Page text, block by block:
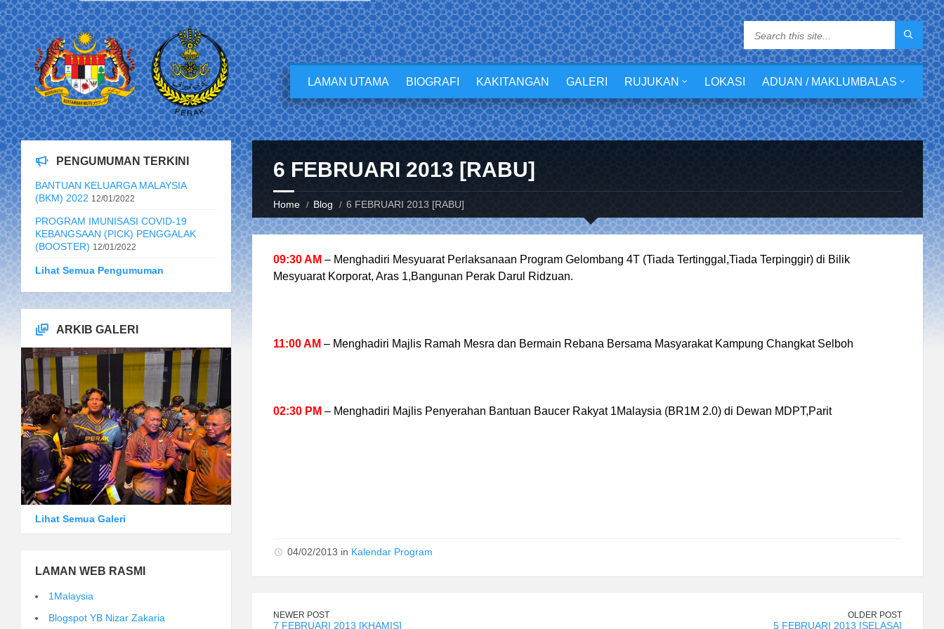
LAMAN UTAMA BIOGRAFI KAKITANGAN GALERI RUJUKAN LOKASI ADUAN / MAKLUMBALAS
6 FEBRUARI 2013 [RABU]
Home Blog 6 FEBRUARI 2013 [RABU]
09:30 AM – Menghadiri Mesyuarat Perlaksanaan Program Gelombang 4T (Tiada Tertinggal,Tiada Terpinggir) di Bilik
Mesyuarat Korporat, Aras 1,Bangunan Perak Darul Ridzuan.
11:00 AM – Menghadiri Majlis Ramah Mesra dan Bermain Rebana Bersama Masyarakat Kampung Changkat Selboh
02:30 PM – Menghadiri Majlis Penyerahan Bantuan Baucer Rakyat 1Malaysia (BR1M 2.0) di Dewan MDPT,Parit
04/02/2013 in Kalendar Program
NEWER POST
7 FEBRUARI 2013 [KHAMIS]
OLDER POST
5 FEBRUARI 2013 [SELASA]
PENGUMUMAN TERKINI
BANTUAN KELUARGA MALAYSIA
(BKM) 2022 12/01/2022
PROGRAM IMUNISASI COVID-19
KEBANGSAAN (PICK) PENGGALAK
(BOOSTER) 12/01/2022
Lihat Semua Pengumuman
ARKIB GALERI
Lihat Semua Galeri
LAMAN WEB RASMI
1Malaysia
Blogspot YB Nizar Zakaria